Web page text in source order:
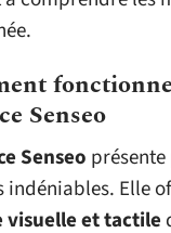
Senseo
Senseo
indéniables. Elle
visuelle et tactile